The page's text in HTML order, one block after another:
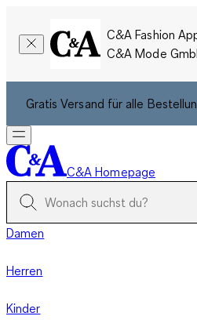
C&A Fashion
C&A Mode
Gratis Versand für alle
C&A Homepage
Damen
Herren
Kinder